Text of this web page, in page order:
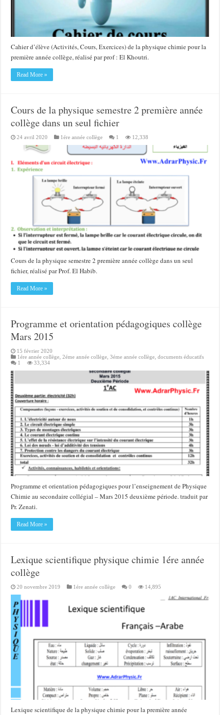
Cahier d’élève (Activités, Cours, Exercices) de la physique chimie pour la
première année collège, réalisé par prof : El Khoutri.
Read More »
Cours de la physique semestre 2 première année
collège dans un seul fichier
24 avril 2020 1ére année collège 1 12,338
Cours de la physique semestre 2 première année collège dans un seul
fichier, réalisé par Prof. El Habib.
Read More »
Programme et orientation pédagogiques collège
Mars 2015
15 février 2020
1ére année collège ,2éme année collège ,3éme année collège ,documents éducatifs
1
33,334
Programme et orientation pédagogiques pour l’enseignement de Physique
Chimie au secondaire collégial – Mars 2015 deuxième période. traduit par
Pr. Zenati.
Read More »
Lexique scientifique physique chimie 1ére année
collège
20 novembre 2019 1ére année collège 0 14,895
Lexique scientifique de la physique chimie pour la première année